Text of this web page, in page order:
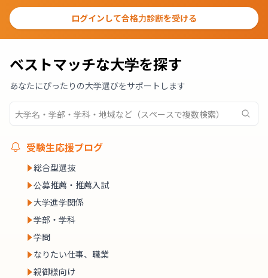
ログインして合格力診断を受ける
ベストマッチな大学を探す
あなたにぴったりの大学選びをサポートします
受験生応援ブログ
総合型選抜
公募推薦・推薦入試
大学進学関係
学部・学科
学問
なりたい仕事、職業
親御様向け